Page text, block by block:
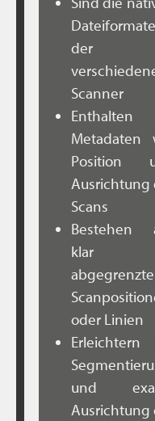
Dateiformate
der
Scanner
Enthalten
Metadaten
Position
Ausrichtung
Scans
Bestehen
klar
oder Linien
Erleichtern
und
Ausrichtung